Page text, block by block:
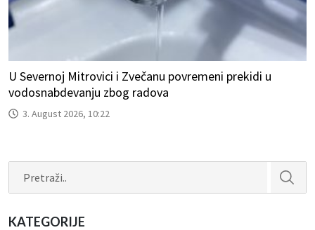
U Severnoj Mitrovici i Zvečanu povremeni prekidi u
vodosnabdevanju zbog radova
3. August 2026, 10:22
KATEGORIJE